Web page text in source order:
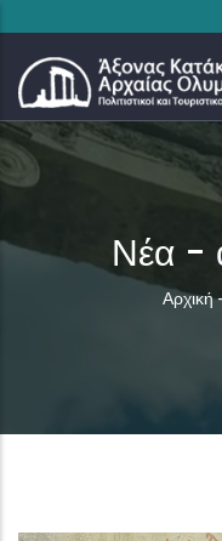
Νέα -
Αρχική